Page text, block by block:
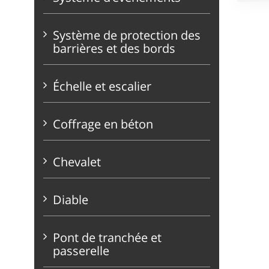
Système de protection des
barrières et des bords
Échelle et escalier
Coffrage en béton
Chevalet
Diable
Pont de tranchée et
passerelle